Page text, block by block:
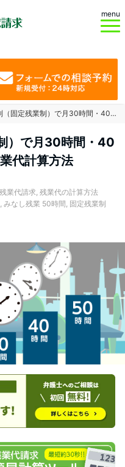
menu
みなし残業制（固定残業制）で月30時間・40時間・50時間の場合の残業代計算方法
）で月30時間・40
代計算方法
業代請求, 残業代の計算方法
, みなし残業 50時間, 固定残業制